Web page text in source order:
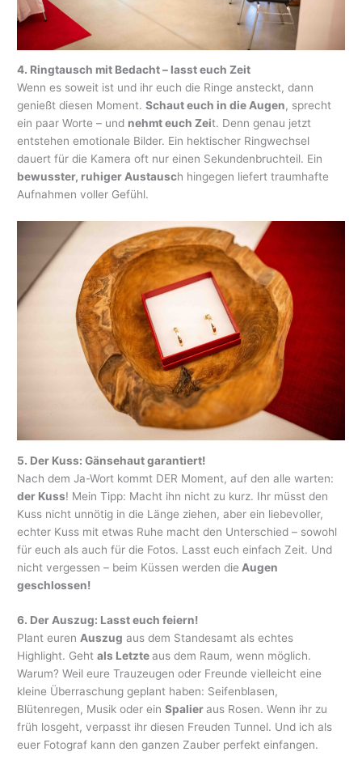
4. Ringtausch mit Bedacht – lasst euch Zeit
Wenn es soweit ist und ihr euch die Ringe ansteckt, dann
genießt diesen Moment.Schaut euch in die Augen, sprecht
ein paar Worte – und nehmt euch Zeit. Denn genau jetzt
entstehen emotionale Bilder. Ein hektischer Ringwechsel
dauert für die Kamera oft nur einen Sekundenbruchteil. Ein
bewusster, ruhiger Austausch hingegen liefert traumhafte
Aufnahmen voller Gefühl.
5. Der Kuss: Gänsehaut garantiert!
Nach dem Ja-Wort kommt DER Moment, auf den alle warten:
der Kuss! Mein Tipp: Macht ihn nicht zu kurz. Ihr müsst den
Kuss nicht unnötig in die Länge ziehen, aber ein liebevoller,
echter Kuss mit etwas Ruhe macht den Unterschied – sowohl
für euch als auch für die Fotos. Lasst euch einfach Zeit. Und
nicht vergessen – beim Küssen werden die Augen
geschlossen!
6. Der Auszug: Lasst euch feiern!
Plant eurenAuszug aus dem Standesamt als echtes
Highlight. Gehtals Letzteaus dem Raum, wenn möglich.
Warum? Weil eure Trauzeugen oder Freunde vielleicht eine
kleine Überraschung geplant haben: Seifenblasen,
Blütenregen, Musik oder einSpalieraus Rosen. Wenn ihr zu
früh losgeht, verpasst ihr diesen Freuden Tunnel. Und ich als
euer Fotograf kann den ganzen Zauber perfekt einfangen.